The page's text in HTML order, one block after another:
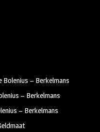
Bolenius – Berkelmans
– Berkelmans
– Berkelmans